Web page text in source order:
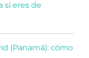
si eres de
(Panamá): cómo